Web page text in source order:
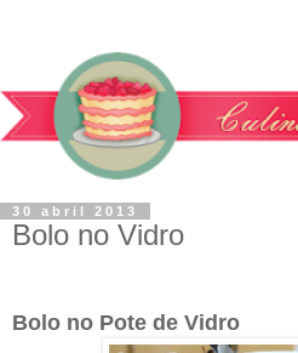
30 abril 2013
Bolo no Vidro
Bolo no Pote de Vidro